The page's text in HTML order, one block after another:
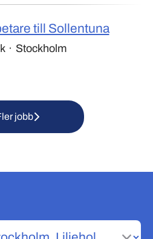
till Sollentuna
· Stockholm
jobb